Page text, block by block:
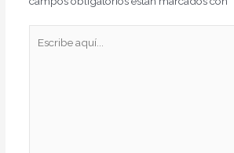
aquí...